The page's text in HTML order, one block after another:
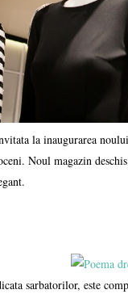
la inaugurarea
Noul magazin
sarbatorilor, este